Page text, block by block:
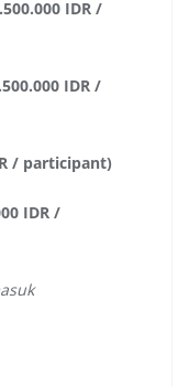
IDR /
IDR /
/ participant)
IDR /